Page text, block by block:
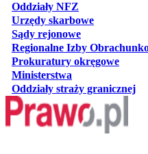
Oddziały NFZ
Urzędy skarboweotwiera się
Sądy rejonoweotwiera się w
Regionalne Izby
Prokuratury okręgowe
Ministerstwa
Oddziały straży granicznej